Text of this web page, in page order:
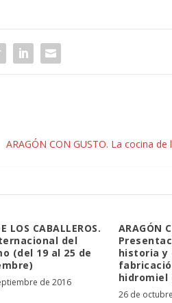
ARAGÓN CON GUSTO. La cocina
LOS CABALLEROS.
del
(del 19 al 25 de
de 2016
ARAGÓN
historia y
hidromiel
26 de